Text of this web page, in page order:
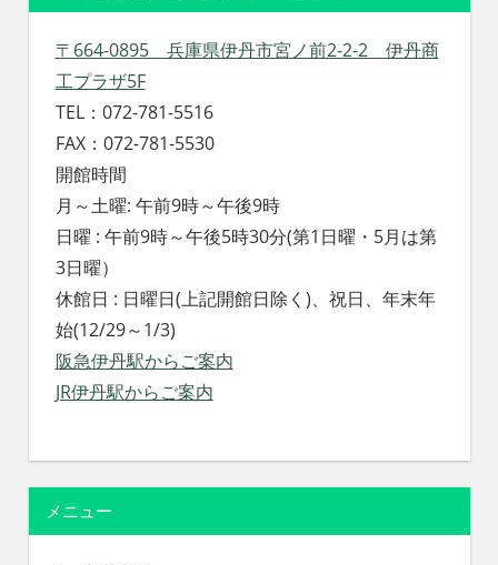
〒664-0895 兵庫県伊丹市宮ノ前2-2-2 伊丹商
工プラザ5F
TEL：072-781-5516
FAX：072-781-5530
開館時間
月～土曜: 午前9時～午後9時
日曜 : 午前9時～午後5時30分(第1日曜・5月は第
3日曜）
休館日 : 日曜日(上記開館日除く)、祝日、年末年
始(12/29～1/3)
阪急伊丹駅からご案内
JR伊丹駅からご案内
メニュー